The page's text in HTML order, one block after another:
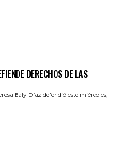
DERECHOS DE LAS
Ealy Díaz defendió este miércoles,